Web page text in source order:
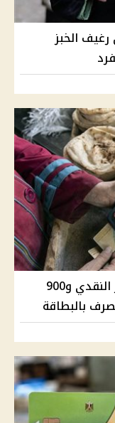
الخبز
شعبة المخابز يوضح طريقة دعم الخبز النقدي و900